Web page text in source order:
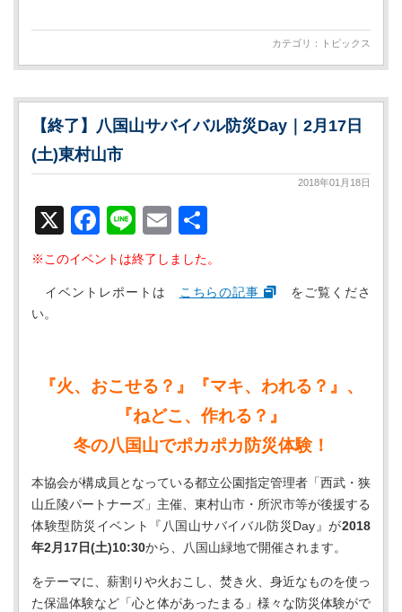
カテゴリ： トピックス
【終了】八国山サバイバル防災Day｜2月17日
(土)東村山市
2018年01月18日
X Facebook
LineEmail
※このイベントは終了しました。
イベントレポートは こちらの記事
をご覧くださ
い。
『火、おこせる？』『マキ、われる？』、
『ねどこ、作れる？』
冬の八国山でポカポカ防災体験！
本協会が構成員となっている都立公園指定管理者「西武・狭
山丘陵パートナーズ」主催、東村山市・所沢市等が後援する
体験型防災イベント『八国山サバイバル防災Day』が2018
年2月17日(土)10:30から、八国山緑地で開催されます。
をテーマに、薪割りや火おこし、焚き火、身近なものを使っ
た保温体験など「心と体があったまる」様々な防災体験がで